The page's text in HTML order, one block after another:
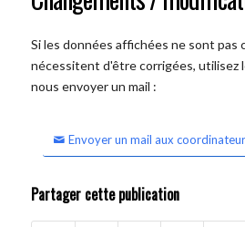
Si les données affichées ne sont pas
nécessitent d'être corrigées, utilisez
nous envoyer un mail :
Envoyer un mail aux
Partager cette publication